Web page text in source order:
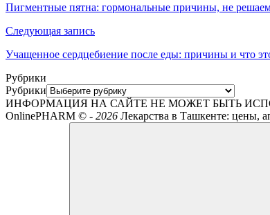
Пигментные пятна: гормональные причины, не
Следующая запись
Учащенное сердцебиение после еды: причины и что
Рубрики
Рубрики
ИНФОРМАЦИЯ НА САЙТЕ НЕ МОЖЕТ БЫТЬ
OnlinePHARM © - 2026 Лекарства в Ташкенте: цены,